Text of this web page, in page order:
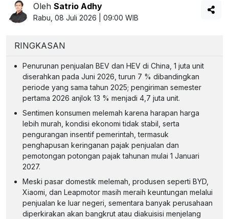
Oleh Satrio Adhy
Rabu, 08 Juli 2026 | 09:00 WIB
RINGKASAN
Penurunan penjualan BEV dan HEV di China, 1 juta unit
diserahkan pada Juni 2026, turun 7 % dibandingkan
periode yang sama tahun 2025; pengiriman semester
pertama 2026 anjlok 13 % menjadi 4,7 juta unit.
Sentimen konsumen melemah karena harapan harga
lebih murah, kondisi ekonomi tidak stabil, serta
pengurangan insentif pemerintah, termasuk
penghapusan keringanan pajak penjualan dan
pemotongan potongan pajak tahunan mulai 1 Januari
2027.
Meski pasar domestik melemah, produsen seperti BYD,
Xiaomi, dan Leapmotor masih meraih keuntungan melalui
penjualan ke luar negeri, sementara banyak perusahaan
diperkirakan akan bangkrut atau diakuisisi menjelang